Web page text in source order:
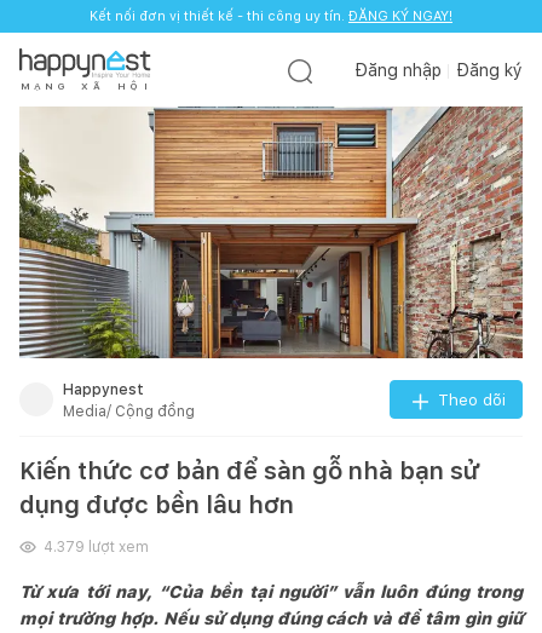
Kết nối đơn vị thiết kế - thi công uy tín. ĐĂNG KÝ NGAY!
M Ạ N G X Ã H Ộ I
Đăng nhập Đăng ký
Happynest
Media/ Cộng đồng
Theo dõi
Kiến thức cơ bản để sàn gỗ nhà bạn sử
dụng được bền lâu hơn
4.379 lượt xem
Từ xưa tới nay, “Của bền tại người” vẫn luôn đúng trong
mọi trường hợp. Nếu sử dụng đúng cách và để tâm gìn giữ